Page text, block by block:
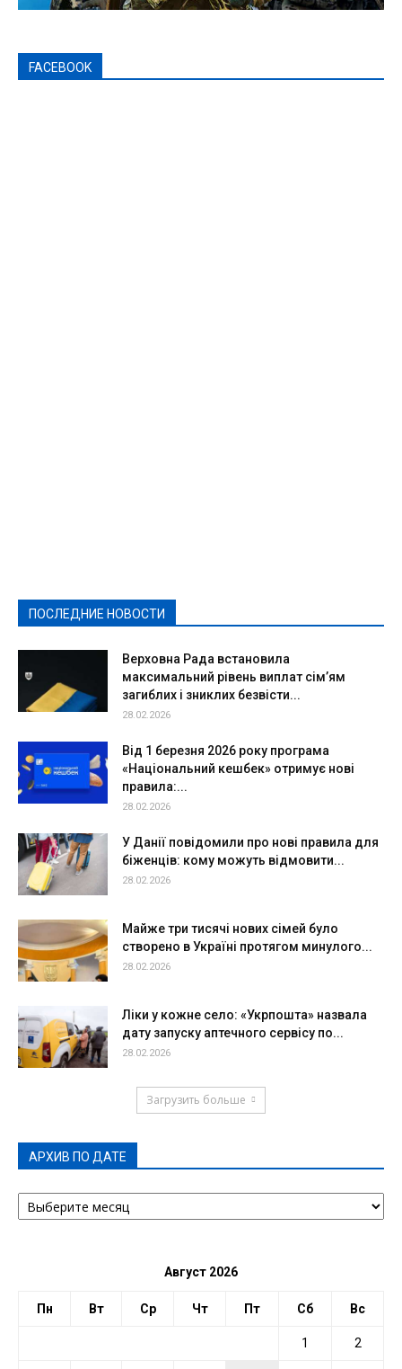
FACEBOOK
ПОСЛЕДНИЕ НОВОСТИ
Верховна Рада встановила
максимальний рівень виплат сім’ям
загиблих і зниклих безвісти...
28.02.2026
Від 1 березня 2026 року програма
«Національний кешбек» отримує нові
правила:...
28.02.2026
У Данії повідомили про нові правила для
біженців: кому можуть відмовити...
28.02.2026
Майже три тисячі нових сімей було
створено в Україні протягом минулого...
28.02.2026
Ліки у кожне село: «Укрпошта» назвала
дату запуску аптечного сервісу по...
28.02.2026
Загрузить больше
АРХИВ ПО ДАТЕ
АРХИВ
ПО
Август 2026
Пн Вт Ср Чт Пт Сб Вс
1 2